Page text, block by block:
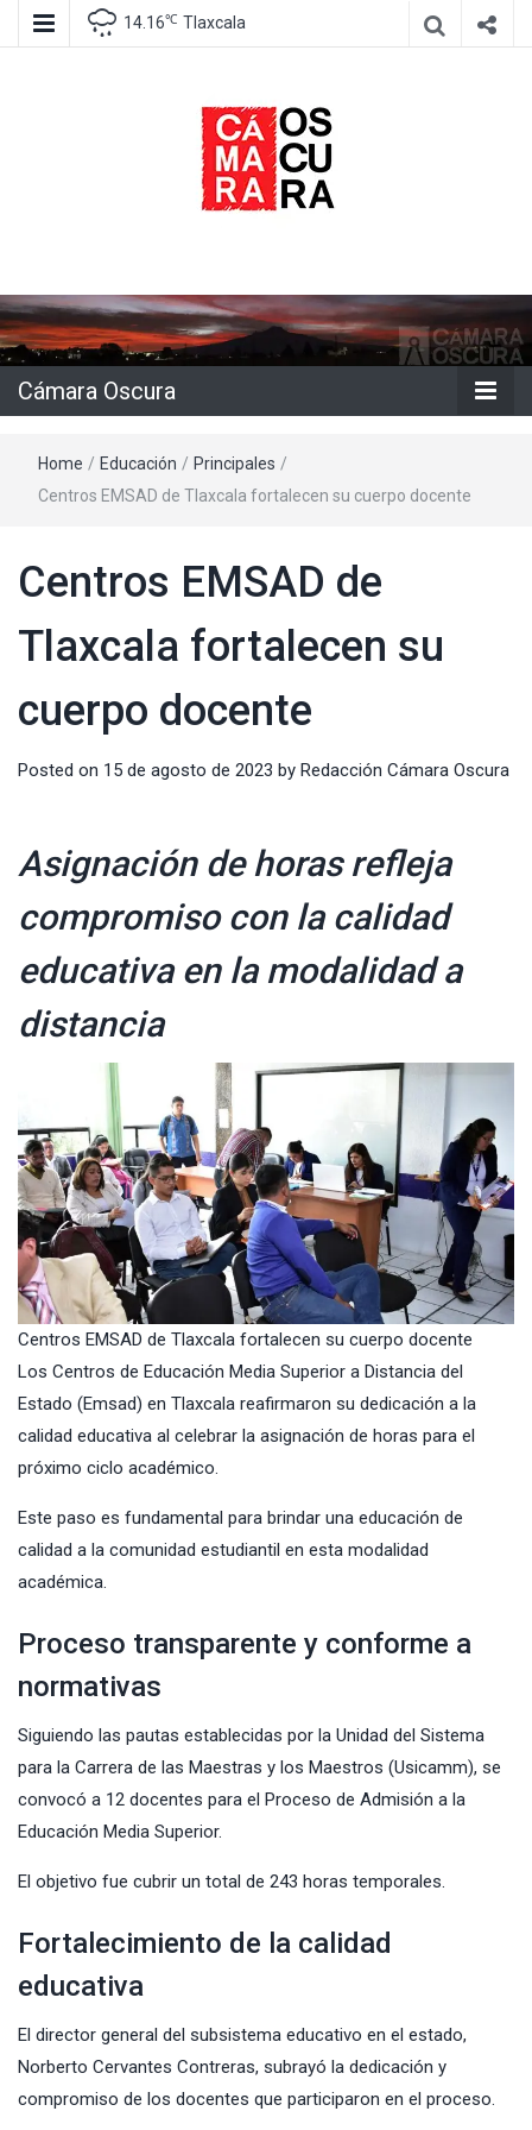
14.16℃ Tlaxcala
Cámara
Oscura
Cámara Oscura
Home / Educación / Principales /
Centros EMSAD de Tlaxcala fortalecen su cuerpo docente
Centros EMSAD de
Tlaxcala fortalecen su
cuerpo docente
Posted on 15 de agosto de 2023 by Redacción Cámara Oscura
Asignación de horas refleja
compromiso con la calidad
educativa en la modalidad a
distancia
Centros EMSAD de Tlaxcala fortalecen su cuerpo docente
Los Centros de Educación Media Superior a Distancia del
Estado (Emsad) en Tlaxcala reafirmaron su dedicación a la
calidad educativa al celebrar la asignación de horas para el
próximo ciclo académico.
Este paso es fundamental para brindar una educación de
calidad a la comunidad estudiantil en esta modalidad
académica.
Proceso transparente y conforme a
normativas
Siguiendo las pautas establecidas por la Unidad del Sistema
para la Carrera de las Maestras y los Maestros (Usicamm), se
convocó a 12 docentes para el Proceso de Admisión a la
Educación Media Superior.
El objetivo fue cubrir un total de 243 horas temporales.
Fortalecimiento de la calidad
educativa
El director general del subsistema educativo en el estado,
Norberto Cervantes Contreras, subrayó la dedicación y
compromiso de los docentes que participaron en el proceso.